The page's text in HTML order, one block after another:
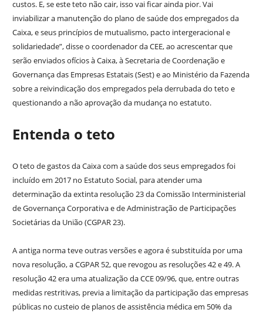
custos. E, se este teto não cair, isso vai ficar ainda pior. Vai
inviabilizar a manutenção do plano de saúde dos empregados da
Caixa, e seus princípios de mutualismo, pacto intergeracional e
solidariedade”, disse o coordenador da CEE, ao acrescentar que
serão enviados ofícios à Caixa, à Secretaria de Coordenação e
Governança das Empresas Estatais (Sest) e ao Ministério da Fazenda
sobre a reivindicação dos empregados pela derrubada do teto e
questionando a não aprovação da mudança no estatuto.
Entenda o teto
O teto de gastos da Caixa com a saúde dos seus empregados foi
incluído em 2017 no Estatuto Social, para atender uma
determinação da extinta resolução 23 da Comissão Interministerial
de Governança Corporativa e de Administração de Participações
Societárias da União (CGPAR 23).
A antiga norma teve outras versões e agora é substituída por uma
nova resolução, a CGPAR 52, que revogou as resoluções 42 e 49. A
resolução 42 era uma atualização da CCE 09/96, que, entre outras
medidas restritivas, previa a limitação da participação das empresas
públicas no custeio de planos de assistência médica em 50% da